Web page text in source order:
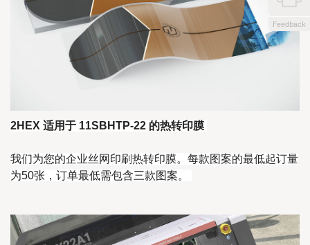
Feedback
2HEX 适用于 11SBHTP-22 的热转印膜
我们为您的企业丝网印刷热转印膜。每款图案的最低起订量
为50张，订单最低需包含三款图案。